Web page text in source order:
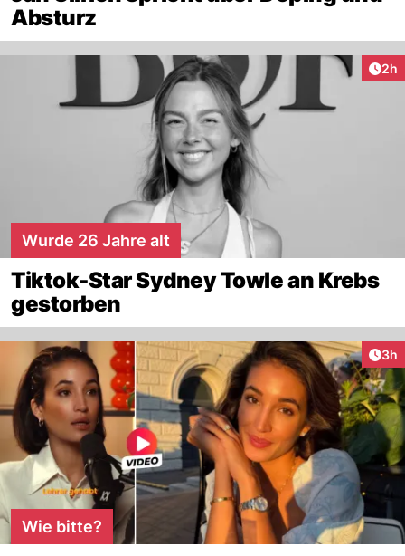
Absturz
2h
Wurde 26 Jahre alt
Tiktok-Star Sydney Towle an Krebs
gestorben
3h
Wie bitte?